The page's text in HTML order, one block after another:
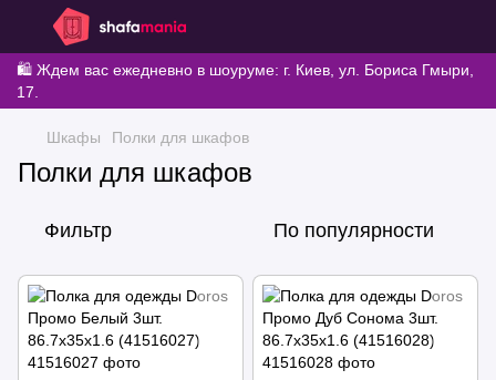
🛍️ Ждем вас ежедневно в шоуруме: г. Киев, ул. Бориса Гмыри,
17.
Шкафы Полки для шкафов
Полки для шкафов
Фильтр По популярности